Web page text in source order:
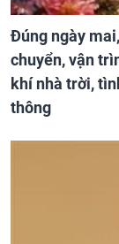
Đúng ngày
chuyển, vận
khí nhà trời,
thông